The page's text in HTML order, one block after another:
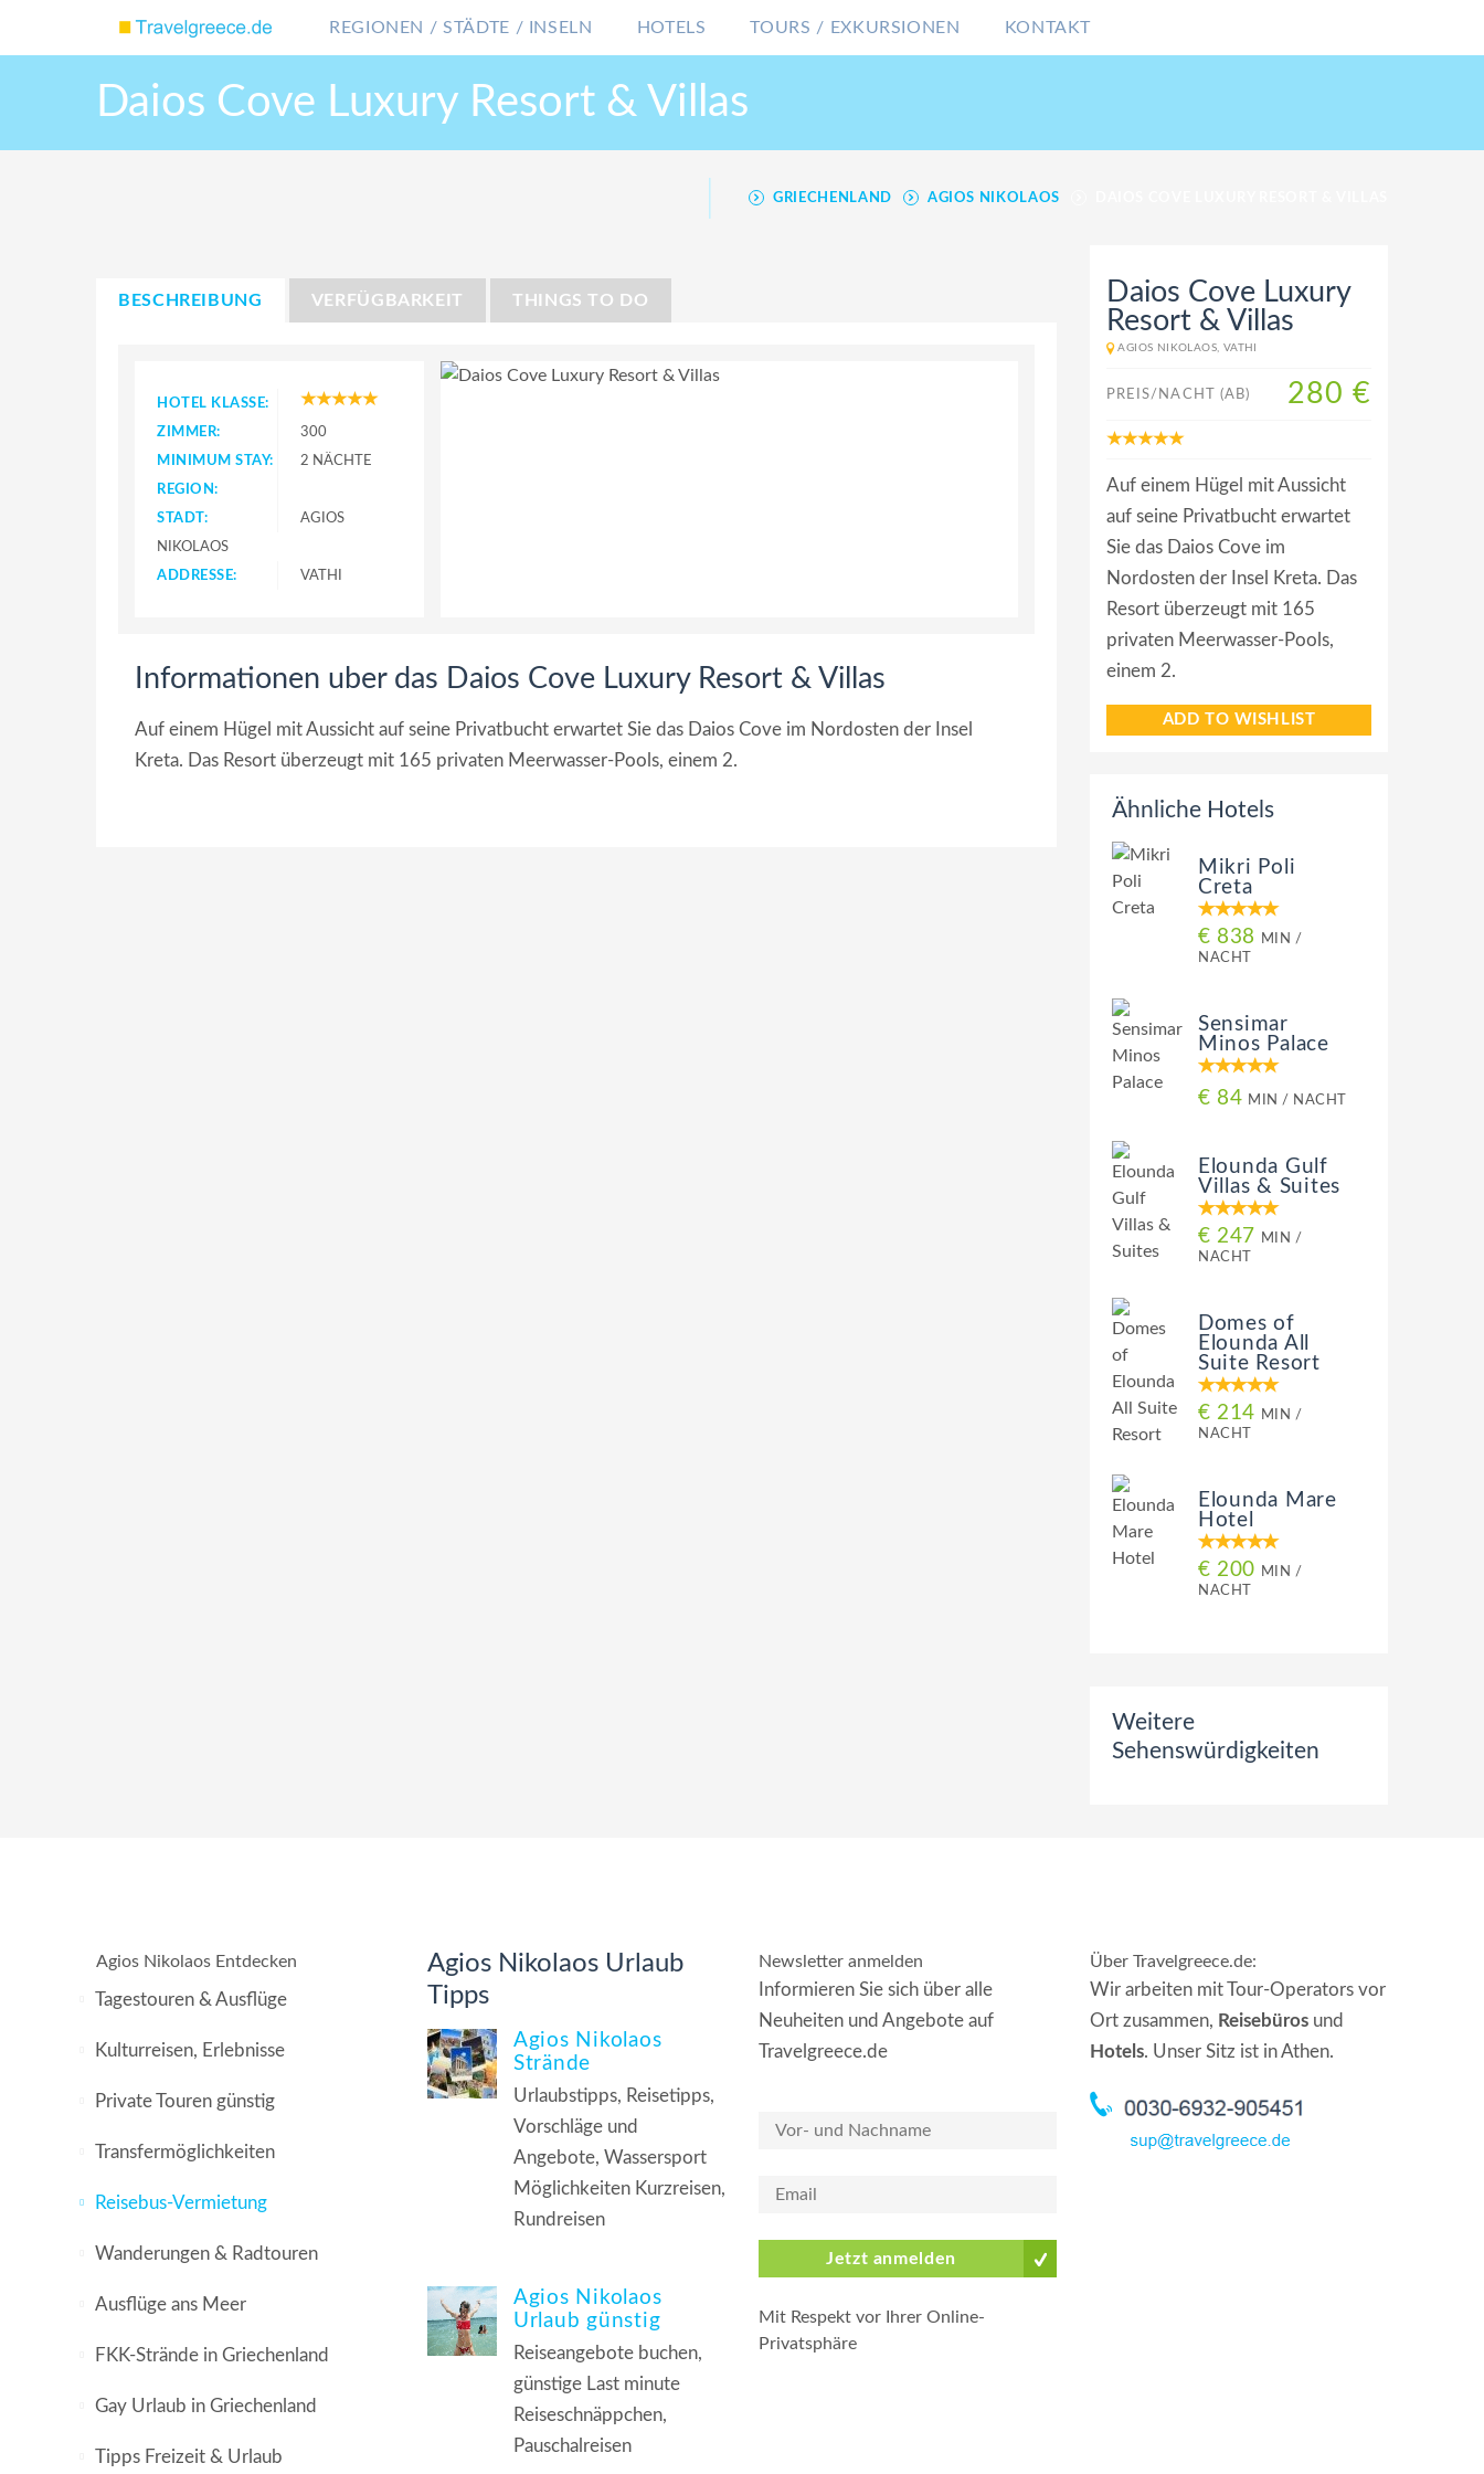
REGIONEN / STÄDTE / INSELN HOTELS TOURS / EXKURSIONEN KONTAKT
Daios Cove Luxury Resort & Villas
GRIECHENLAND AGIOS NIKOLAOS
BESCHREIBUNG VERFÜGBARKEIT THINGS TO DO
HOTEL KLASSE:
ZIMMER:
300
MINIMUM STAY:
2 NÄCHTE
REGION:
STADT:
AGIOS
NIKOLAOS
ADDRESSE:
VATHI
Informationen uber das Daios Cove Luxury Resort & Villas
Auf einem Hügel mit Aussicht auf seine Privatbucht erwartet Sie das Daios Cove im Nordosten der Insel
Kreta. Das Resort überzeugt mit 165 privaten Meerwasser-Pools, einem 2.
Daios Cove Luxury
Resort & Villas
AGIOS NIKOLAOS, VATHI
PREIS/NACHT (AB) 280 €
Auf einem Hügel mit Aussicht
auf seine Privatbucht erwartet
Sie das Daios Cove im
Nordosten der Insel Kreta. Das
Resort überzeugt mit 165
privaten Meerwasser-Pools,
einem 2.
ADD TO WISHLIST
Ähnliche Hotels
Mikri Poli
Creta
€ 838
MIN /
NACHT
Sensimar
Minos Palace
€ 84 MIN / NACHT
Elounda Gulf
Villas & Suites
€ 247 MIN /
NACHT
Domes of
Elounda All
Suite Resort
€ 214 MIN /
NACHT
Elounda Mare
Hotel
€ 200 MIN /
NACHT
Weitere
Sehenswürdigkeiten
Agios Nikolaos Entdecken
Tagestouren & Ausflüge
Kulturreisen, Erlebnisse
Private Touren günstig
Transfermöglichkeiten
Reisebus-Vermietung
Wanderungen & Radtouren
Ausflüge ans Meer
FKK-Strände in Griechenland
Gay Urlaub in Griechenland
Tipps Freizeit & Urlaub
Agios Nikolaos Urlaub
Tipps
Agios Nikolaos
Strände
Urlaubstipps, Reisetipps,
Vorschläge und
Angebote, Wassersport
Möglichkeiten Kurzreisen,
Rundreisen
Agios Nikolaos
Urlaub günstig
Reiseangebote buchen,
günstige Last minute
Reiseschnäppchen,
Pauschalreisen
Newsletter anmelden
Informieren Sie sich über alle
Neuheiten und Angebote auf
Travelgreece.de
Jetzt anmelden
Mit Respekt vor Ihrer Online-
Privatsphäre
Über Travelgreece.de:
Wir arbeiten mit Tour-Operators vor
Ort zusammen, Reisebüros und
Hotels. Unser Sitz ist in Athen.